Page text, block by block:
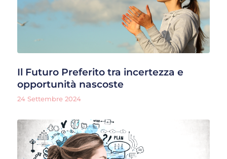
Il Futuro Preferito tra incertezza e
opportunità nascoste
24 Settembre 2024